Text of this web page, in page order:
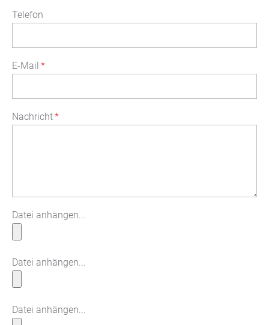
Telefon
E-Mail *
Nachricht*
Datei anhängen...
Datei anhängen...
Datei anhängen...